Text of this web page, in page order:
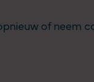
of neem